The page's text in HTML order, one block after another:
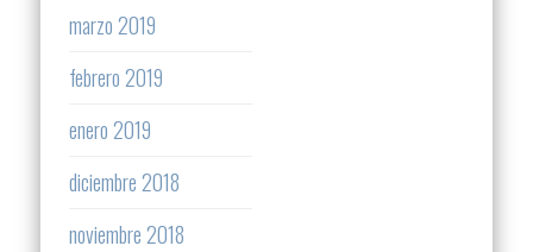
marzo 2019
febrero 2019
enero 2019
diciembre 2018
noviembre 2018